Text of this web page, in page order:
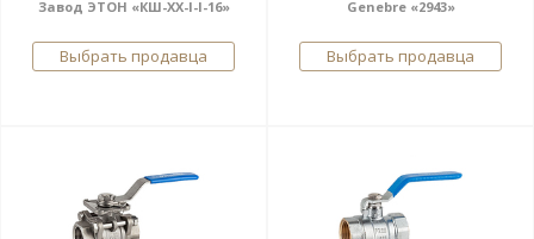
Завод ЭТОН «КШ-ХХ-I-I-16»
Выбрать продавца
Genebre «2943»
Выбрать продавца